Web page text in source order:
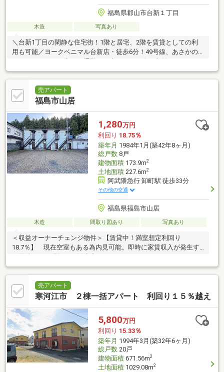
福島県郡山市台新１丁目
木造 写真あり
＼台新1丁目の閑静な住宅街！1階と居宅、2階を賃貸としての利
用も可能／ヨークベニマル台新店・徒歩6分！49号線、あさかの
バイパスアクセス良好！通勤やお出かけにも〇！収益をはじめた
い方にもおすすめです！
売アパート
福島市山居
1,280万円
利回り 18.75％
築年月 1984年1月(築42年8ヶ月)
総戸数8戸
建物面積173.9m2
土地面積227.6m2
阿武隈急行 卸町駅 徒歩33分
その他の交通
福島県福島市山居
木造 間取り図あり 写真あり
＜収益オーナーチェンジ物件＞【賃貸中！満室想定利回り
18.7％】 現在空室もある為内見可能。即時に家賃収入が発生す
売アパート
寒河江市 ２棟一括アパート 利回り１５％越え
5,800万円
利回り 15.33％
築年月 1994年3月(築32年6ヶ月)
総戸数20戸
建物面積671.56m2
土地面積1029.08m2